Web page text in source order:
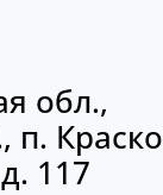
обл.,
117